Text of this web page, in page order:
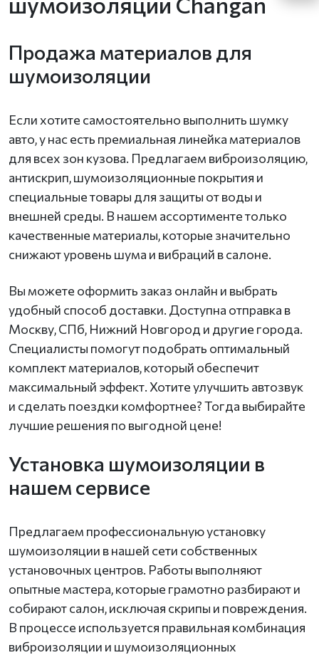
Продажа материалов для
шумоизоляции
Если хотите самостоятельно выполнить шумку
авто, у нас есть премиальная линейка материалов
для всех зон кузова. Предлагаем виброизоляцию,
антискрип, шумоизоляционные покрытия и
специальные товары для защиты от воды и
внешней среды. В нашем ассортименте только
качественные материалы, которые значительно
снижают уровень шума и вибраций в салоне.
Вы можете оформить заказ онлайн и выбрать
удобный способ доставки. Доступна отправка в
Москву, СПб, Нижний Новгород и другие города.
Специалисты помогут подобрать оптимальный
комплект материалов, который обеспечит
максимальный эффект. Хотите улучшить автозвук
и сделать поездки комфортнее? Тогда выбирайте
лучшие решения по выгодной цене!
Установка шумоизоляции в
нашем сервисе
Предлагаем профессиональную установку
шумоизоляции в нашей сети собственных
установочных центров. Работы выполняют
опытные мастера, которые грамотно разбирают и
собирают салон, исключая скрипы и повреждения.
В процессе используется правильная комбинация
виброизоляции и шумоизоляционных